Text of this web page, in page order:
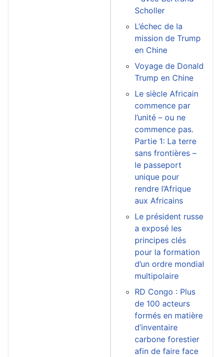
Scholler
L’échec de la
mission de Trump
en Chine
Voyage de Donald
Trump en Chine
Le siècle Africain
commence par
l’unité – ou ne
commence pas.
Partie 1: La terre
sans frontières –
le passeport
unique pour
rendre l’Afrique
aux Africains
Le président russe
a exposé les
principes clés
pour la formation
d’un ordre mondial
multipolaire
RD Congo : Plus
de 100 acteurs
formés en matière
d’inventaire
carbone forestier
afin de faire face